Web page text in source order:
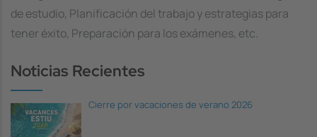
de estudio, Planificación del trabajo y estrategias para
tener éxito, Preparación para los exámenes, etc.
Noticias Recientes
Cierre por vacaciones de verano 2026